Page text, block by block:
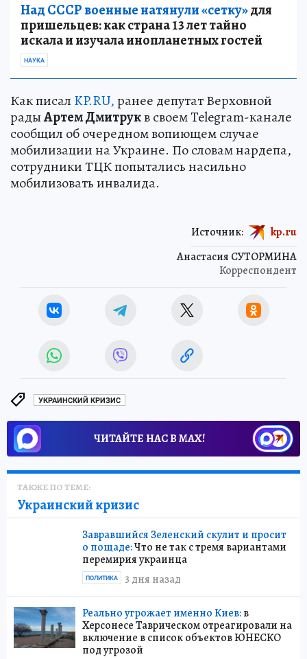
Над СССР военные натянули «сетку»для
пришельцев: как страна 13 лет тайно
искала и изучала инопланетных гостей
НАУКА
Как писал KP.RU,ранее депутат Верховной
радыАртем Дмитрукв своем Telegram-канале
сообщил об очередном вопиющем случае
мобилизации на Украине. По словам нардепа,
сотрудники ТЦК попытались насильно
мобилизовать инвалида.
Анастасия СУТОРМИНА
Корреспондент
Источник: kp.ru
УКРАИНСКИЙ КРИЗИС
ЧИТАЙТЕ НАС В МАХ!
ТАКЖЕ ПО ТЕМЕ:
Украинский кризис
Завравшийся Зеленский скулит и просит
о пощаде:Что не так с тремя вариантами
перемирия украинца
3 дня назад
ПОЛИТИКА
Реально угрожает именно Киев:в
Херсонесе Таврическом отреагировали на
включение в список объектов ЮНЕСКО
под угрозой